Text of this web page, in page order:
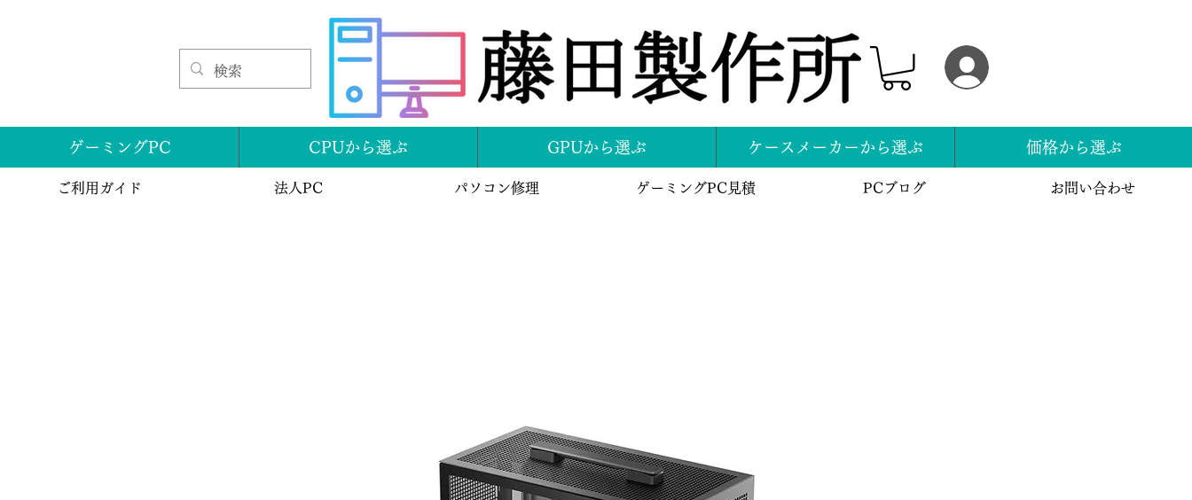
ゲーミングPC CPUから選ぶ GPUから選ぶ ケースメーカーから選ぶ 価格から選ぶ
ご利用ガイド 法人PC パソコン修理 ゲーミングPC見積 PCブログ お問い合わせ